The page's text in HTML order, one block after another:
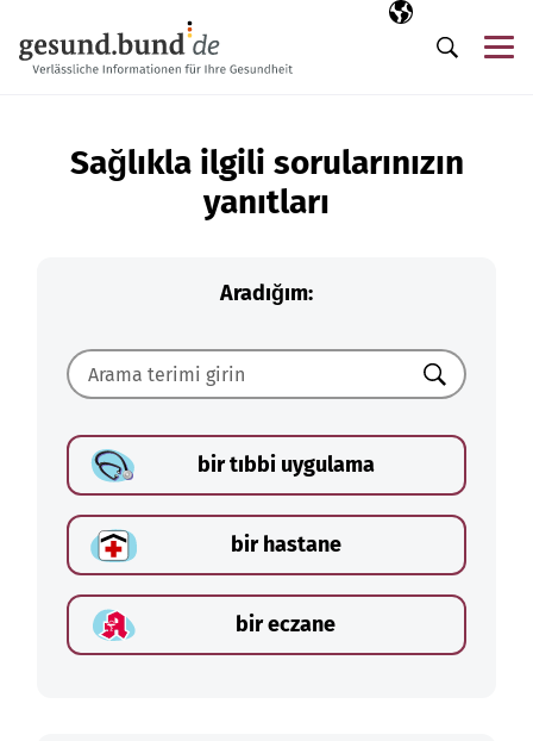
Seçili dil
TR
Arama
Sağlıkla ilgili sorularınızın
yanıtları
Aradığım:
Ara
bir tıbbi uygulama
bir hastane
bir eczane